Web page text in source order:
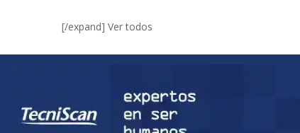
[/expand] Ver todos